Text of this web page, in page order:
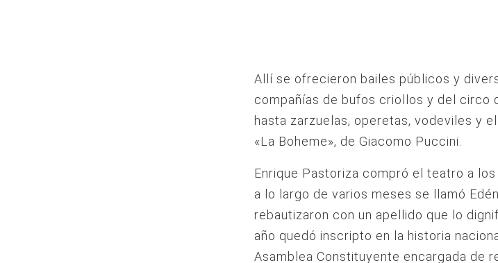
Allí se ofrecieron bailes públicos y
compañías de bufos criollos y del circo
hasta zarzuelas, operetas, vodeviles y
«La Boheme», de Giacomo Puccini.
Enrique Pastoriza compró el teatro a
a lo largo de varios meses se llamó
rebautizaron con un apellido que lo
año quedó inscripto en la historia
Asamblea Constituyente encargada de